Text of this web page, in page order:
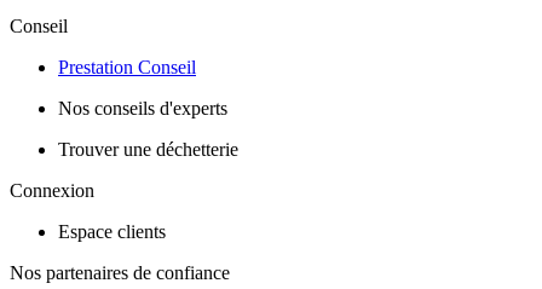
Conseil
Prestation Conseil
Nos conseils d'experts
Trouver une déchetterie
Connexion
Espace clients
Nos partenaires de confiance